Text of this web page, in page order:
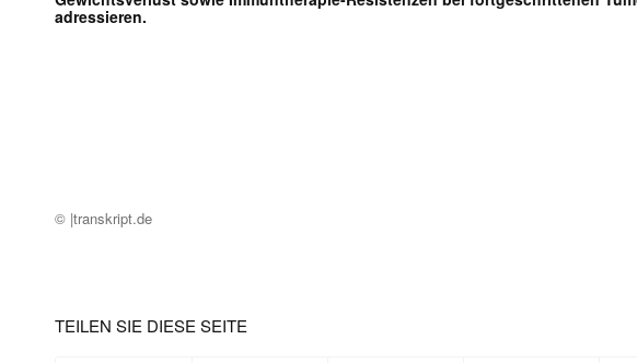
adressieren.
© |transkript.de
TEILEN SIE DIESE SEITE